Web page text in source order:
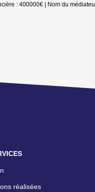
: 400000€ | Nom du
réalisées